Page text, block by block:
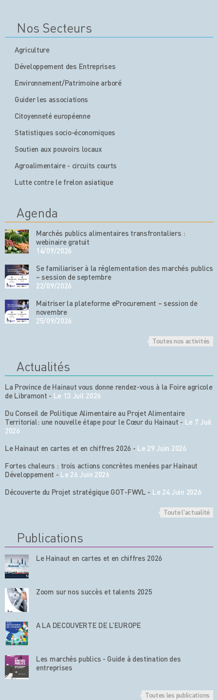
Nos Secteurs
Agriculture
Développement des Entreprises
Environnement/Patrimoine arboré
Guider les associations
Citoyenneté européenne
Statistiques socio-économiques
Soutien aux pouvoirs locaux
Agroalimentaire - circuits courts
Lutte contre le frelon asiatique
Agenda
Marchés publics alimentaires transfrontaliers :
webinaire gratuit
14/09/2026
Se familiariser à la réglementation des marchés publics
– session de septembre
22/09/2026
Maitriser la plateforme eProcurement – session de
novembre
25/09/2026
Toutes nos activités
Actualités
La Province de Hainaut vous donne rendez-vous à la Foire agricole
de Libramont - Le 13 Juil 2026
Du Conseil de Politique Alimentaire au Projet Alimentaire
Territorial: une nouvelle étape pour le Cœur du Hainaut - Le 7 Juil
2026
Le Hainaut en cartes et en chiffres 2026 - Le 29 Juin 2026
Fortes chaleurs : trois actions concrètes menées par Hainaut
Développement - Le 26 Juin 2026
Découverte du Projet stratégique GOT-FWVL - Le 24 Juin 2026
Toute l'actualité
Publications
Le Hainaut en cartes et en chiffres 2026
Zoom sur nos succès et talents 2025
A LA DECOUVERTE DE L’EUROPE
Les marchés publics - Guide à destination des
entreprises
Toutes les publications